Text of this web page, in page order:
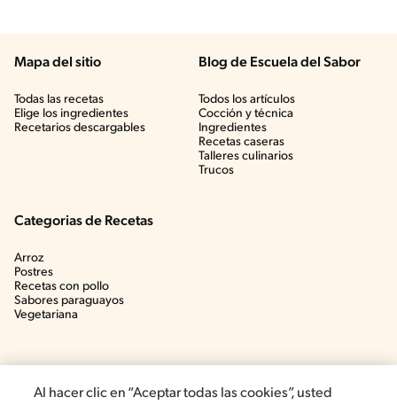
Mapa del sitio
Todas las recetas
Elige los ingredientes
Recetarios descargables
Blog de Escuela del Sabor
Todos los artículos
Cocción y técnica
Ingredientes
Recetas caseras
Talleres culinarios
Trucos
Categorias de Recetas
Arroz
Postres
Recetas con pollo
Sabores paraguayos
Vegetariana
Al hacer clic en “Aceptar todas las cookies”, usted